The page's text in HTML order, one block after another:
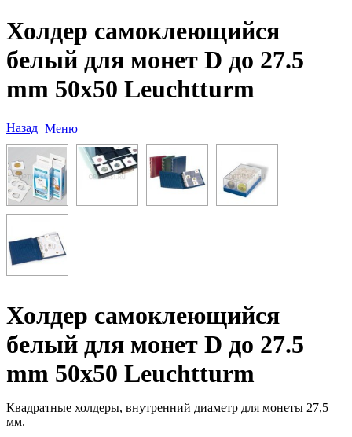
Холдер самоклеющийся
белый для монет D до 27.5
mm 50х50 Leuchtturm
Назад Меню
Холдер самоклеющийся
белый для монет D до 27.5
mm 50х50 Leuchtturm
Квадратные холдеры, внутренний диаметр для монеты 27,5
мм.